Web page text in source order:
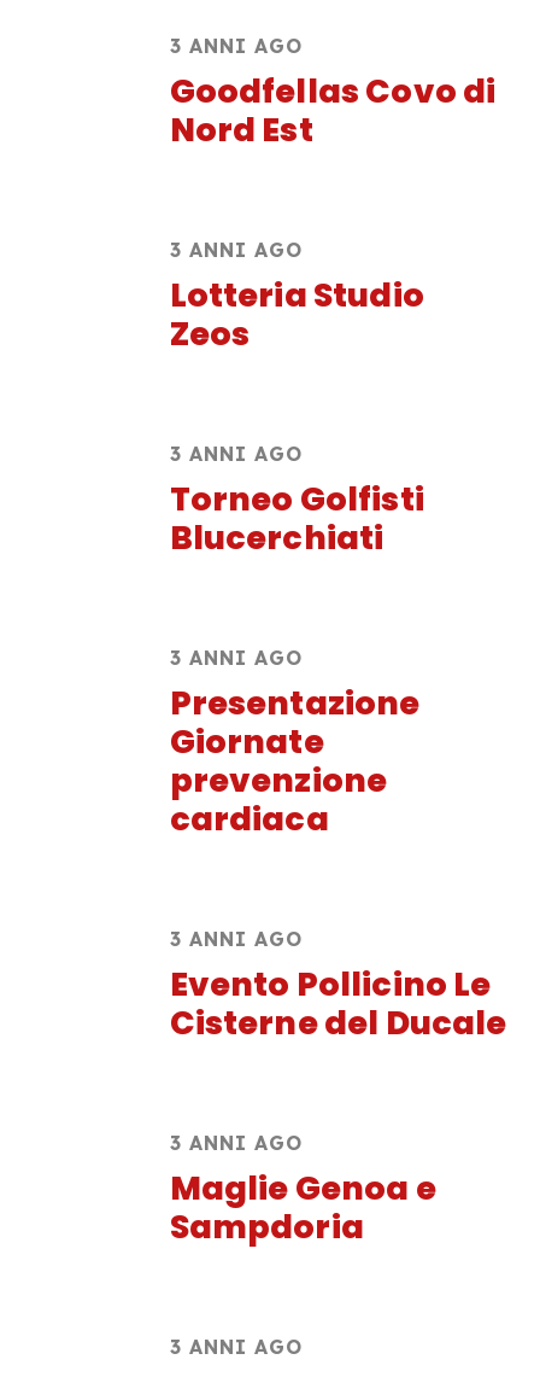
3 ANNI AGO
Goodfellas Covo di
Nord Est
3 ANNI AGO
Lotteria Studio
Zeos
3 ANNI AGO
Torneo Golfisti
Blucerchiati
3 ANNI AGO
Presentazione
Giornate
prevenzione
cardiaca
3 ANNI AGO
Evento Pollicino Le
Cisterne del Ducale
3 ANNI AGO
Maglie Genoa e
Sampdoria
3 ANNI AGO